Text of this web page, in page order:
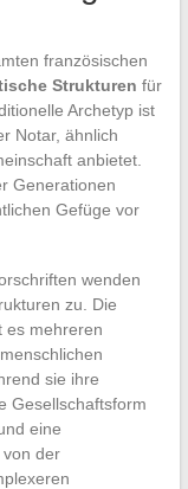
französischen
Strukturen für
Archetyp ist
Notar, ähnlich
anbietet.
Generationen
Gefüge vor
wenden
zu. Die
es mehreren
sie ihre
Gesellschaftsform
eine
der